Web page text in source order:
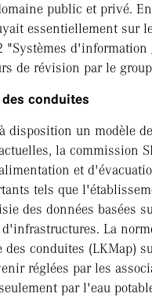
public et privé.
essentiellement sur
"Systèmes
de révision par le
conduites
disposition un modèle
la commission
et
tels que
des données basées
La
des conduites (LKMap)
réglées par les
par l'eau